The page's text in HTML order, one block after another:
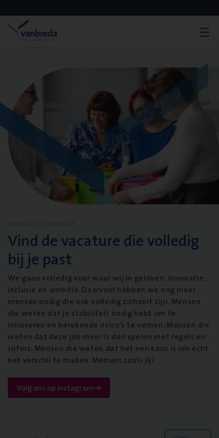
Vind de vacature die volledig
bij je past
We gaan volledig voor waar wij in geloven: innovatie,
inclusie en ambitie. Daarvoor hebben we nog meer
mensen nodig die ook volledig zichzelf zijn. Mensen
die weten dat je stabiliteit nodig hebt om te
innoveren en berekende risico’s te nemen. Mensen die
weten dat deze job meer is dan spelen met regels en
cijfers. Mensen die weten dat het een kans is om écht
het verschil te maken. Mensen zoals jij?
Volg ons op instagram